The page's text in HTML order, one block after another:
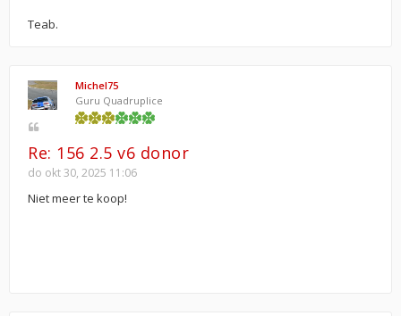
Teab.
Michel75
Guru Quadruplice
Re: 156 2.5 v6 donor
do okt 30, 2025 11:06
Niet meer te koop!